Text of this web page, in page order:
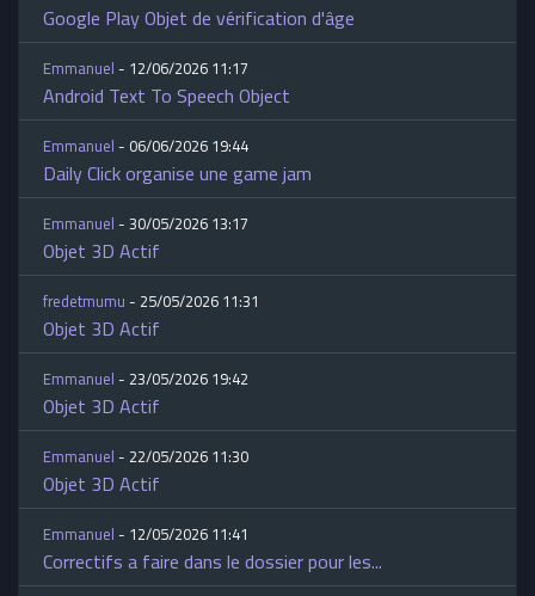
Google Play Objet de vérification d'âge
Emmanuel- 12/06/2026 11:17
Android Text To Speech Object
Emmanuel- 06/06/2026 19:44
Daily Click organise une game jam
Emmanuel- 30/05/2026 13:17
Objet 3D Actif
fredetmumu- 25/05/2026 11:31
Objet 3D Actif
Emmanuel- 23/05/2026 19:42
Objet 3D Actif
Emmanuel- 22/05/2026 11:30
Objet 3D Actif
Emmanuel- 12/05/2026 11:41
Correctifs a faire dans le dossier pour les...